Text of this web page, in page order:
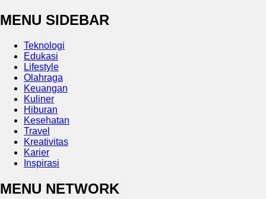
MENU SIDEBAR
Teknologi
Edukasi
Lifestyle
Olahraga
Keuangan
Kuliner
Hiburan
Kesehatan
Travel
Kreativitas
Karier
Inspirasi
MENU NETWORK